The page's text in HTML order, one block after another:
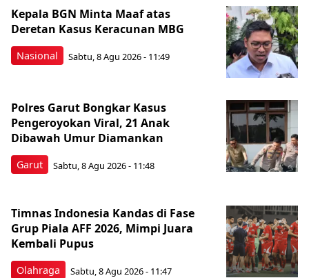
Nasional
Kepala BGN Minta Maaf atas
Deretan Kasus Keracunan MBG
Sabtu, 8 Agu 2026 - 11:49
Garut
Polres Garut Bongkar Kasus
Pengeroyokan Viral, 21 Anak
Dibawah Umur Diamankan
Sabtu, 8 Agu 2026 - 11:48
Olahraga
Timnas Indonesia Kandas di Fase
Grup Piala AFF 2026, Mimpi Juara
Kembali Pupus
Sabtu, 8 Agu 2026 - 11:47